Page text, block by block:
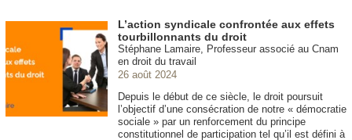
L’action syndicale confrontée aux effets
tourbillonnants du droit
Stéphane Lamaire, Professeur associé au Cnam
en droit du travail
26 août 2024
Depuis le début de ce siècle, le droit poursuit
l’objectif d’une consécration de notre « démocratie
sociale » par un renforcement du principe
constitutionnel de participation tel qu’il est défini à